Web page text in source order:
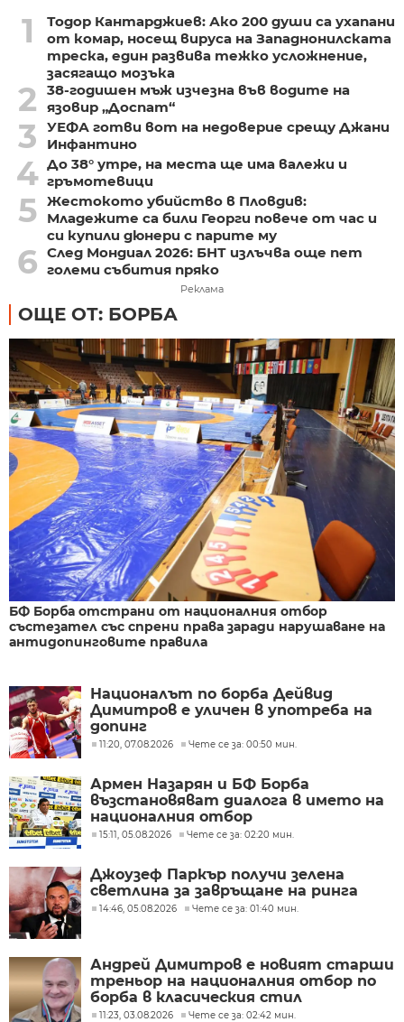
1
Тодор Кантарджиев: Ако 200 души са ухапани
от комар, носещ вируса на Западнонилската
треска, един развива тежко усложнение,
засягащо мозъка
2
38-годишен мъж изчезна във водите на
язовир „Доспат“
3
УЕФА готви вот на недоверие срещу Джани
Инфантино
4 До 38° утре, на места ще има валежи и
гръмотевици
5 Жестокото убийство в Пловдив:
Младежите са били Георги повече от час и
си купили дюнери с парите му
6 След Мондиал 2026: БНТ излъчва още пет
големи събития пряко
Реклама
ОЩЕ ОТ: БОРБА
БФ Борба отстрани от националния отбор
състезател със спрени права заради нарушаване на
антидопинговите правила
Националът по борба Дейвид
Димитров е уличен в употреба на
допинг
11:20, 07.08.2026 Чете се за: 00:50 мин.
Армен Назарян и БФ Борба
възстановяват диалога в името на
националния отбор
15:11, 05.08.2026 Чете се за: 02:20 мин.
Джоузеф Паркър получи зелена
светлина за завръщане на ринга
14:46, 05.08.2026 Чете се за: 01:40 мин.
Андрей Димитров е новият старши
треньор на националния отбор по
борба в класическия стил
11:23, 03.08.2026 Чете се за: 02:42 мин.